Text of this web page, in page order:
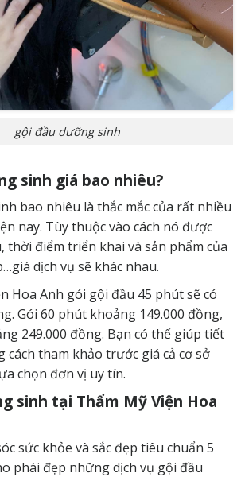
gội đầu dưỡng sinh
sinh giá bao nhiêu?
bao nhiêu là thắc mắc của rất nhiều
nay. Tùy thuộc vào cách nó được
thời điểm triển khai và sản phẩm của
dịch vụ sẽ khác nhau.
Hoa Anh gói gội đầu 45 phút sẽ có
Gói 60 phút khoảng 149.000 đồng,
249.000 đồng. Bạn có thể giúp tiết
cách tham khảo trước giá cả cơ sở
chọn đơn vị uy tín.
sinh tại Thẩm Mỹ Viện Hoa
sức khỏe và sắc đẹp tiêu chuẩn 5
phái đẹp những dịch vụ gội đầu